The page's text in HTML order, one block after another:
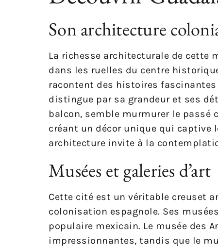
Son architecture
La richesse architecturale de cette
dans les ruelles du centre
racontent des histoires fascinantes
distingue par sa grandeur et ses
balcon, semble murmurer le passé
créant un décor unique qui captive
architecture invite à la
Musées et galeries d’art
Cette cité est un véritable creuset
colonisation espagnole. Ses
populaire mexicain. Le musée des
impressionnantes, tandis que le